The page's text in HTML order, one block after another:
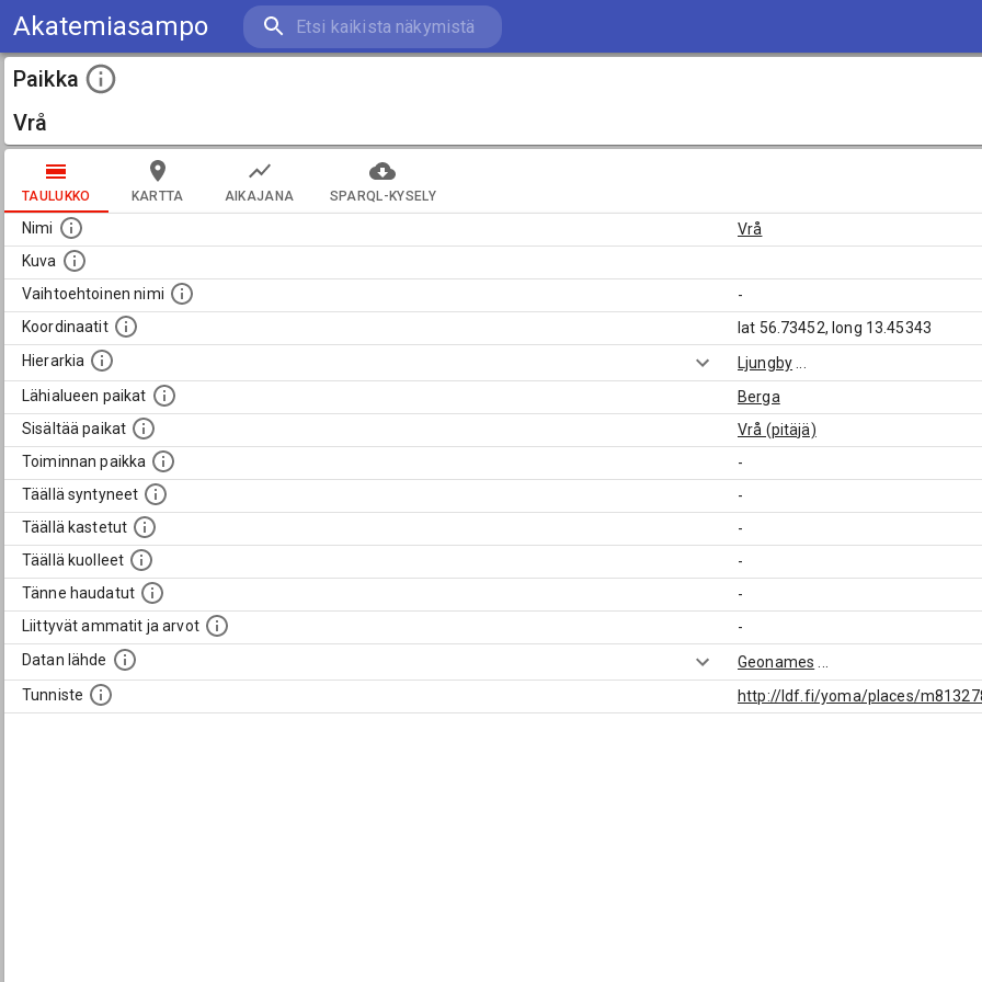
Akatemiasampo
Paikka
Vrå
TAULUKKO KARTTA AIKAJANA SPARQL-KYSELY
Nimi
Vrå
Kuva
Vaihtoehtoinen nimi
-
Koordinaatit
lat 56.73452, long 13.45343
Hierarkia
Ljungby
Lähialueen paikat
Berga
Sisältää paikat
Vrå (pitäjä)
Toiminnan paikka
-
Täällä syntyneet
-
Täällä kastetut
-
Täällä kuolleet
-
Tänne haudatut
-
Liittyvät ammatit ja arvot
-
Datan lähde
Geonames
Tunniste
http://ldf.fi/yoma/places/